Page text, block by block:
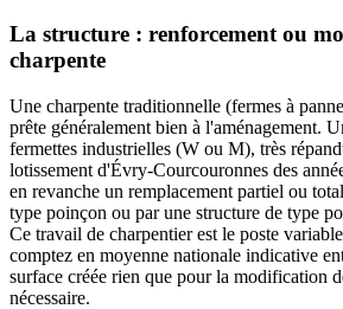
La structure : renforcement ou
charpente
Une charpente traditionnelle (fermes à
prête généralement bien à l'aménagement.
fermettes industrielles (W ou M), très
lotissement d'Évry-Courcouronnes des
en revanche un remplacement partiel ou
type poinçon ou par une structure de type
Ce travail de charpentier est le poste
comptez en moyenne nationale indicative
surface créée rien que pour la modification
nécessaire.